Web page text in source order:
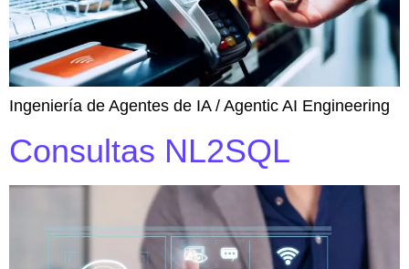
Ingeniería de Agentes de IA / Agentic AI Engineering
Consultas NL2SQL